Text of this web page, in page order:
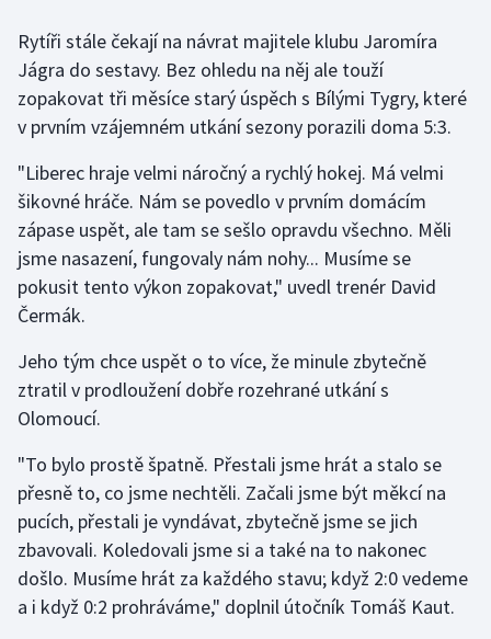
Florbal
Futsal
Golf
Gymnastika
Házená
Jezdectví
Krasobruslení
Lezení
Lyže a snowboard
Moderní pětiboj
Motorsport
Rytíři stále čekají na návrat majitele klubu Jaromíra
Jágra do sestavy. Bez ohledu na něj ale touží
zopakovat tři měsíce starý úspěch s Bílými Tygry, které
v prvním vzájemném utkání sezony porazili doma 5:3.
"Liberec hraje velmi náročný a rychlý hokej. Má velmi
šikovné hráče. Nám se povedlo v prvním domácím
zápase uspět, ale tam se sešlo opravdu všechno. Měli
jsme nasazení, fungovaly nám nohy... Musíme se
pokusit tento výkon zopakovat," uvedl trenér David
Čermák.
Jeho tým chce uspět o to více, že minule zbytečně
ztratil v prodloužení dobře rozehrané utkání s
Olomoucí.
"To bylo prostě špatně. Přestali jsme hrát a stalo se
přesně to, co jsme nechtěli. Začali jsme být měkcí na
pucích, přestali je vyndávat, zbytečně jsme se jich
zbavovali. Koledovali jsme si a také na to nakonec
došlo. Musíme hrát za každého stavu; když 2:0 vedeme
a i když 0:2 prohráváme," doplnil útočník Tomáš Kaut.